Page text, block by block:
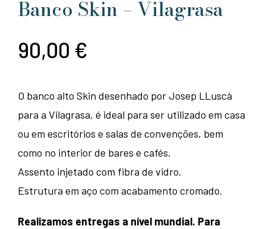
Banco Skin – Vilagrasa
90,00 €
O banco alto Skin desenhado por Josep LLuscà
para a Vilagrasa, é ideal para ser utilizado em casa
ou em escritórios e salas de convenções, bem
como no interior de bares e cafés.
Assento injetado com fibra de vidro.
Estrutura em aço com acabamento cromado.
Realizamos entregas a nível mundial. Para